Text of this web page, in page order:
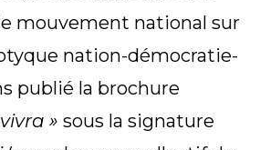
mouvement national sur
nation-démocratie-
publié la brochure
» sous la signature